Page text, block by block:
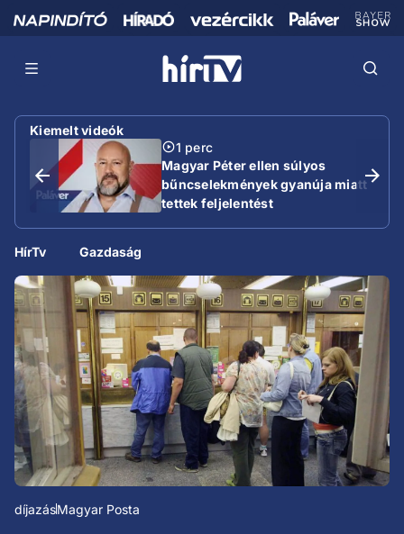
Kiemelt videók
1 perc
Magyar Péter ellen súlyos
bűncselekmények gyanúja miatt
tettek feljelentést
HírTv Gazdaság
díjazásMagyar Posta